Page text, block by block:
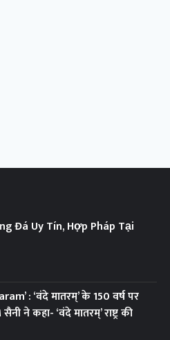
Đá Uy Tín, Hợp Pháp Tại
: ‘वंदे मातरम्’ के 150 वर्ष पर
ने कहा- ‘वंदे मातरम्’ राष्ट्र की